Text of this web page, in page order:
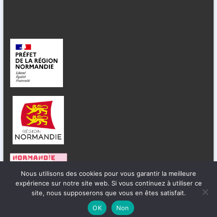
Nous utilisons des cookies pour vous garantir la meilleure
expérience sur notre site web. Si vous continuez à utiliser ce
site, nous supposerons que vous en êtes satisfait.
OK
Non